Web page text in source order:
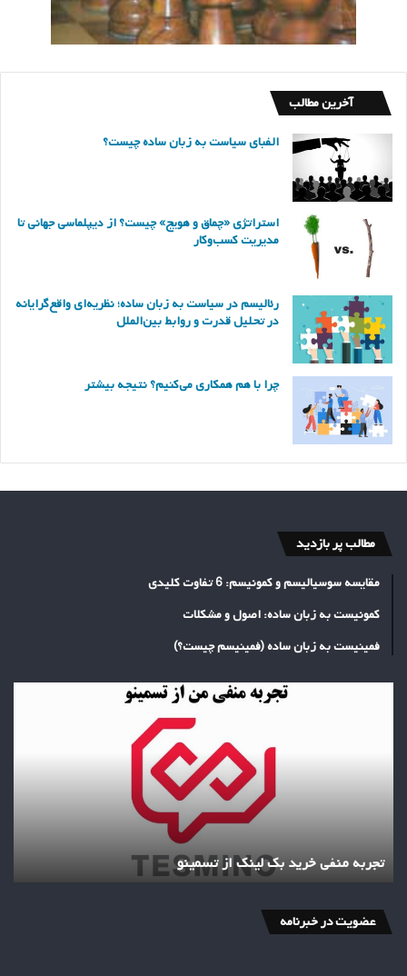
آخرین مطالب
الفبای سیاست به زبان ساده چیست؟
استراتژی «چماق و هویج» چیست؟ از دیپلماسی جهانی تا
مدیریت کسب‌وکار
رئالیسم در سیاست به زبان ساده؛ نظریه‌ای واقع‌گرایانه
در تحلیل قدرت و روابط بین‌الملل
چرا با هم همکاری می‌کنیم؟ نتیجه بیشتر
مطالب پر بازدید
مقایسه سوسیالیسم و کمونیسم: 6 تفاوت کلیدی
کمونیست به زبان ساده: اصول و مشکلات
فمینیست به زبان ساده (فمینیسم چیست؟)
تجربه منفی خرید بک لینک از تسمینو
عضویت در خبرنامه